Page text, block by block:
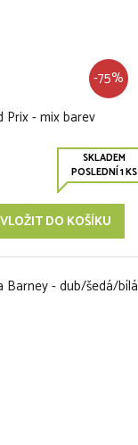
-75%
Prix - mix barev
SKLADEM
POSLEDNÍ 1 KS
VLOŽIT DO KOŠÍKU